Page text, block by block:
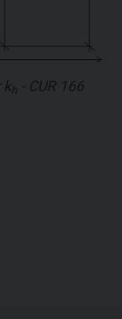
kh - CUR 166